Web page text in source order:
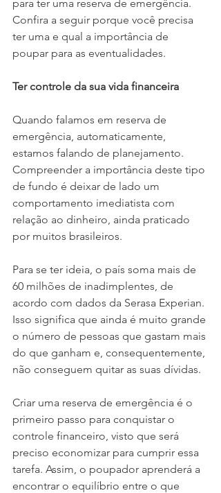
para ter uma reserva de emergência.
Confira a seguir porque você precisa
ter uma e qual a importância de
poupar para as eventualidades.
Ter controle da sua vida financeira
Quando falamos em reserva de
emergência, automaticamente,
estamos falando de planejamento.
Compreender a importância deste tipo
de fundo é deixar de lado um
comportamento imediatista com
relação ao dinheiro, ainda praticado
por muitos brasileiros.
Para se ter ideia, o país soma mais de
60 milhões de inadimplentes, de
acordo com dados da Serasa Experian.
Isso significa que ainda é muito grande
o número de pessoas que gastam mais
do que ganham e, consequentemente,
não conseguem quitar as suas dívidas.
Criar uma reserva de emergência é o
primeiro passo para conquistar o
controle financeiro, visto que será
preciso economizar para cumprir essa
tarefa. Assim, o poupador aprenderá a
encontrar o equilíbrio entre o que